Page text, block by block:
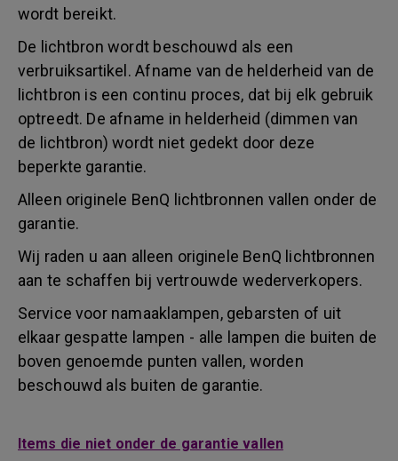
wordt bereikt.
De lichtbron wordt beschouwd als een
verbruiksartikel. Afname van de helderheid van de
lichtbron is een continu proces, dat bij elk gebruik
optreedt. De afname in helderheid (dimmen van
de lichtbron) wordt niet gedekt door deze
beperkte garantie.
Alleen originele BenQ lichtbronnen vallen onder de
garantie.
Wij raden u aan alleen originele BenQ lichtbronnen
aan te schaffen bij vertrouwde wederverkopers.
Service voor namaaklampen, gebarsten of uit
elkaar gespatte lampen - alle lampen die buiten de
boven genoemde punten vallen, worden
beschouwd als buiten de garantie.
Items die niet onder de garantie vallen